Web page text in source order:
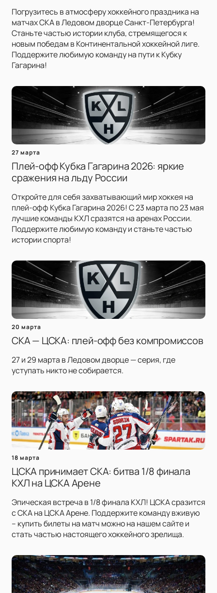
Погрузитесь в атмосферу хоккейного праздника на
матчах СКА в Ледовом дворце Санкт-Петербурга!
Станьте частью истории клуба, стремящегося к
новым победам в Континентальной хоккейной лиге.
Поддержите любимую команду на пути к Кубку
Гагарина!
27 марта
Плей-офф Кубка Гагарина 2026: яркие
сражения на льду России
Откройте для себя захватывающий мир хоккея на
плей-офф Кубка Гагарина 2026! С 23 марта по 23 мая
лучшие команды КХЛ сразятся на аренах России.
Поддержите любимую команду и станьте частью
истории спорта!
20 марта
СКА — ЦСКА: плей-офф без компромиссов
27 и 29 марта в Ледовом дворце — серия, где
уступать никто не собирается.
18 марта
ЦСКА принимает СКА: битва 1/8 финала
КХЛ на ЦСКА Арене
Эпическая встреча в 1/8 финала КХЛ! ЦСКА сразится
с СКА на ЦСКА Арене. Поддержите команду вживую
– купить билеты на матч можно на нашем сайте и
стать частью настоящего хоккейного зрелища.